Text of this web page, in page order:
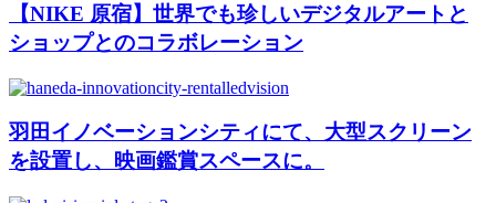
【NIKE 原宿】世界でも珍しいデジタルアートと
ショップとのコラボレーション
羽田イノベーションシティにて、大型スクリーン
を設置し、映画鑑賞スペースに。